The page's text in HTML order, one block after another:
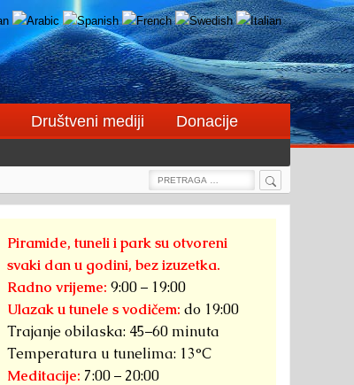
Društveni mediji
Donacije
Search
Search
Piramide, tuneli i park su otvoreni
svaki dan u godini, bez izuzetka.
Radno vrijeme: 9:00 – 19:00
Ulazak u tunele s vodičem: do 19:00
Trajanje obilaska: 45–60 minuta
Temperatura u tunelima: 13°C
Meditacije: 7:00 – 20:00